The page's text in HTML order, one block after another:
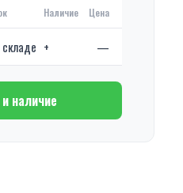
Наличие Цена
+ —
наличие